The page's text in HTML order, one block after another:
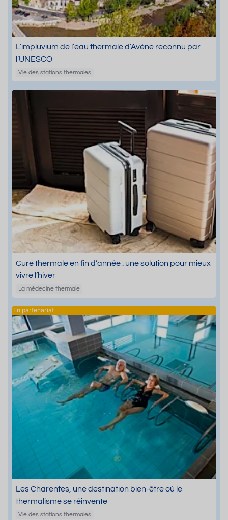
L’impluvium de l’eau thermale d’Avène reconnu par
l’UNESCO
Vie des stations thermales
Cure thermale en fin d’année : une solution pour mieux
vivre l’hiver
La médecine thermale
Les Charentes, une destination bien-être où le
thermalisme se réinvente
Vie des stations thermales